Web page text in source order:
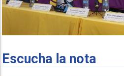
Escucha la nota